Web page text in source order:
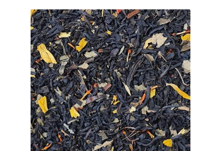
Coffrets thés
Conditionnement de nos thés et infusions
Conditions générales de ventes et mentions légales
Contactez-nous
Diffuseurs de parfum
Enfants